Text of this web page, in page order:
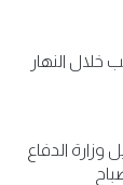
خلال النهار
الدفاع